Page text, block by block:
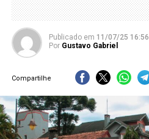
Publicado em 11/07/25 16:56
Por Gustavo Gabriel
Compartilhe